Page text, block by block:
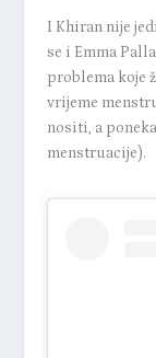
I Khiran nije
se i Emma
problema koje
vrijeme
nositi, a
menstruacije).